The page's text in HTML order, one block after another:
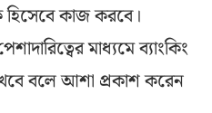
কাজ করবে।
মাধ্যমে ব্যাংকিং
বলে আশা প্রকাশ করেন